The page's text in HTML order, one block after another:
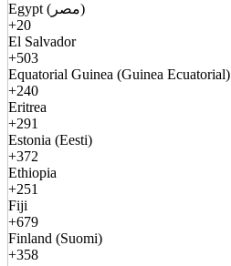
Egypt (مصر)
+20
El Salvador
+503
Equatorial Guinea (Guinea Ecuatorial)
+240
Eritrea
+291
Estonia (Eesti)
+372
Ethiopia
+251
Fiji
+679
Finland (Suomi)
+358